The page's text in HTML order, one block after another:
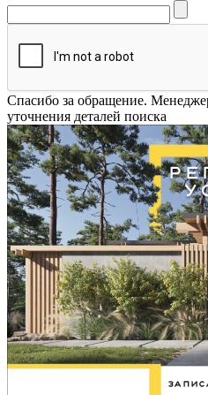
Спасибо за обращение.
уточнения деталей поиска